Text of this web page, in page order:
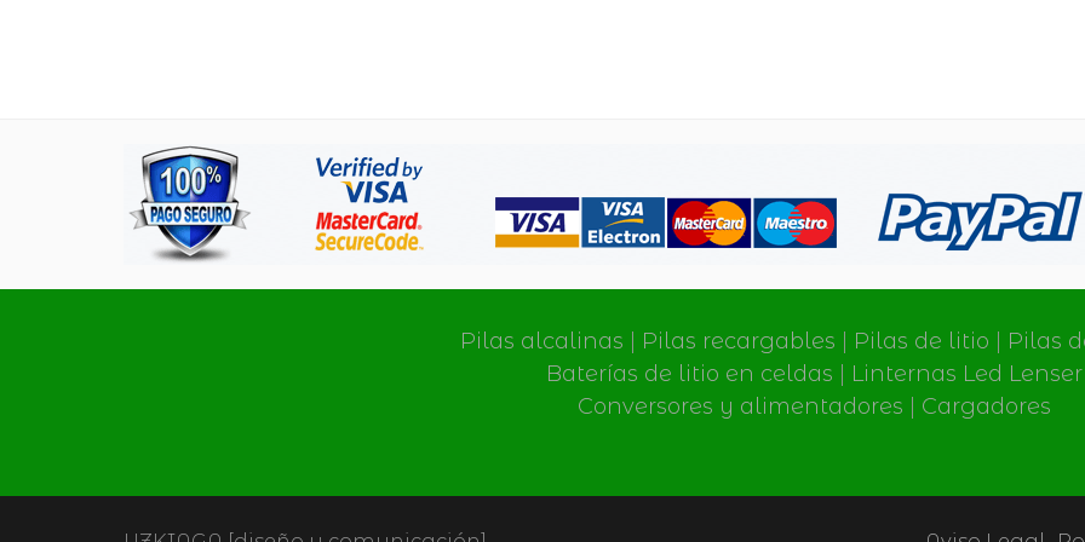
Pilas alcalinas Pilas recargables Pilas de litio
Pilas
Baterías de litio en celdas
Linternas Led Lenser
Conversores y alimentadores
Cargadores